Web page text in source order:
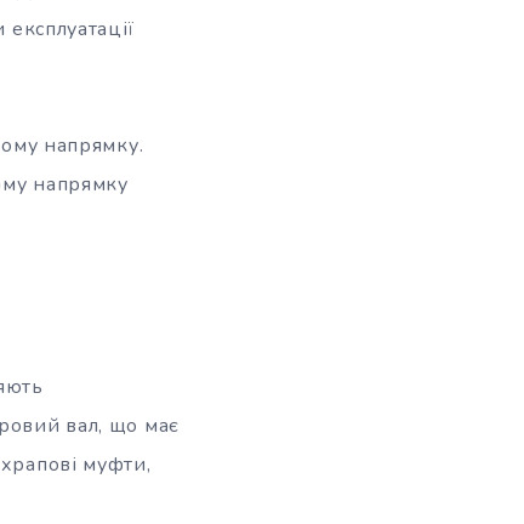
напрямку.
напрямку
вал, що має
муфти,